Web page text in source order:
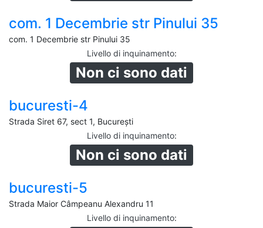
com. 1 Decembrie str Pinului 35
com. 1 Decembrie str Pinului 35
Livello di inquinamento:
Non ci sono dati
bucuresti-4
Strada Siret 67, sect 1, București
Livello di inquinamento:
Non ci sono dati
bucuresti-5
Strada Maior Câmpeanu Alexandru 11
Livello di inquinamento: